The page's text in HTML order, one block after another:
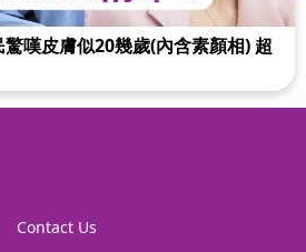
嘆皮膚似20幾歲(內含素顏相) 超
Contact Us